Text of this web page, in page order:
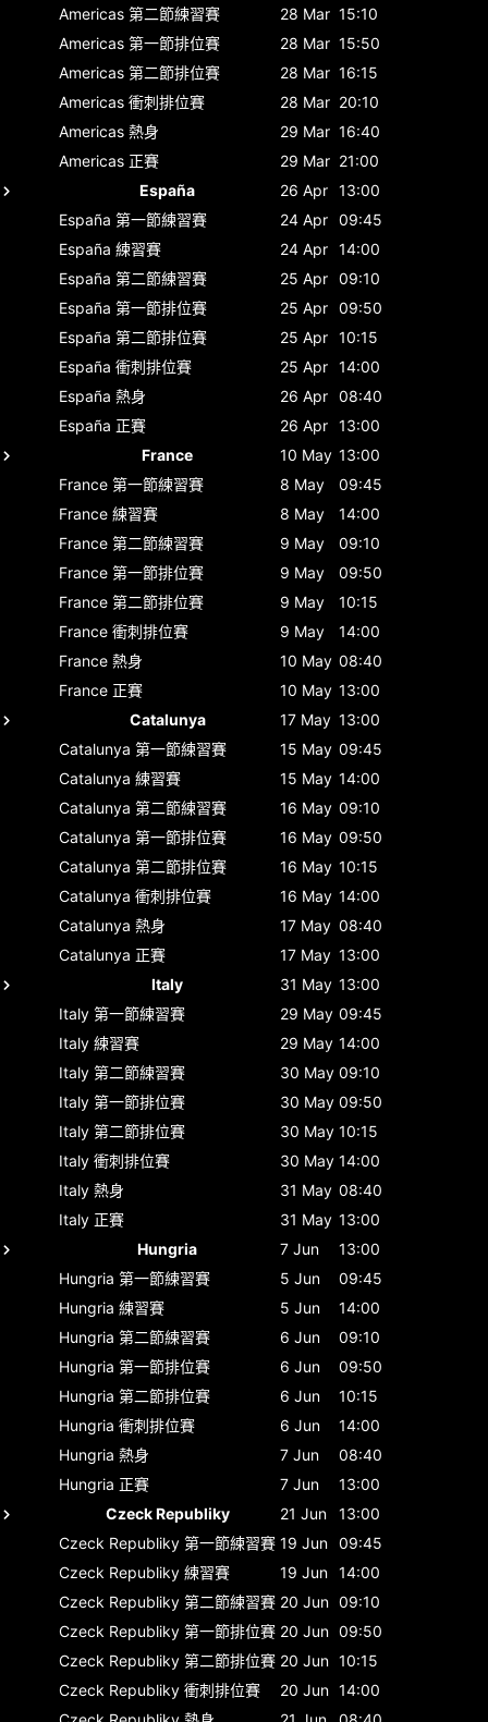
Americas 第二節練習賽 28 Mar 15:10
Americas 第一節排位賽 28 Mar 15:50
Americas 第二節排位賽 28 Mar 16:15
Americas 衝刺排位賽 28 Mar 20:10
Americas 熱身 29 Mar 16:40
Americas 正賽 29 Mar 21:00
España
26 Apr 13:00
España 第一節練習賽 24 Apr 09:45
España 練習賽 24 Apr 14:00
España 第二節練習賽 25 Apr 09:10
España 第一節排位賽 25 Apr 09:50
España 第二節排位賽 25 Apr 10:15
España 衝刺排位賽 25 Apr 14:00
España 熱身 26 Apr 08:40
España 正賽 26 Apr 13:00
France
10 May 13:00
France 第一節練習賽 8 May
09:45
France 練習賽 8 May
14:00
France 第二節練習賽 9 May
09:10
France 第一節排位賽 9 May
09:50
France 第二節排位賽 9 May
10:15
France 衝刺排位賽 9 May
14:00
France 熱身 10 May 08:40
France 正賽 10 May 13:00
Catalunya
17 May 13:00
Catalunya 第一節練習賽 15 May 09:45
Catalunya 練習賽 15 May 14:00
Catalunya 第二節練習賽 16 May 09:10
Catalunya 第一節排位賽 16 May 09:50
Catalunya 第二節排位賽 16 May 10:15
Catalunya 衝刺排位賽 16 May 14:00
Catalunya 熱身 17 May 08:40
Catalunya 正賽 17 May 13:00
Italy
31 May 13:00
Italy 第一節練習賽 29 May 09:45
Italy 練習賽 29 May 14:00
Italy 第二節練習賽 30 May 09:10
Italy 第一節排位賽 30 May 09:50
Italy 第二節排位賽 30 May 10:15
Italy 衝刺排位賽 30 May 14:00
Italy 熱身 31 May 08:40
Italy 正賽 31 May 13:00
Hungria
7 Jun
13:00
Hungria 第一節練習賽 5 Jun
09:45
Hungria 練習賽 5 Jun
14:00
Hungria 第二節練習賽 6 Jun
09:10
Hungria 第一節排位賽 6 Jun
09:50
Hungria 第二節排位賽 6 Jun
10:15
Hungria 衝刺排位賽 6 Jun
14:00
Hungria 熱身 7 Jun
08:40
Hungria 正賽 7 Jun
13:00
Czeck Republiky
21 Jun
13:00
Czeck Republiky 第一節練習賽 19 Jun 09:45
Czeck Republiky 練習賽 19 Jun 14:00
Czeck Republiky 第二節練習賽 20 Jun 09:10
Czeck Republiky 第一節排位賽 20 Jun 09:50
Czeck Republiky 第二節排位賽 20 Jun 10:15
Czeck Republiky 衝刺排位賽 20 Jun 14:00